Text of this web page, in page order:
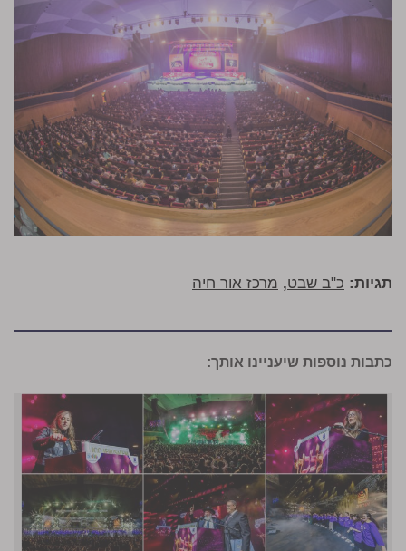
תגיות: כ"ב שבט, מרכז אור חיה
כתבות נוספות שיעניינו אותך: